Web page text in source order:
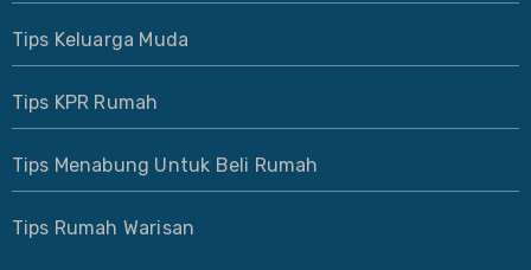
Tips Keluarga Muda
Tips KPR Rumah
Tips Menabung Untuk Beli Rumah
Tips Rumah Warisan